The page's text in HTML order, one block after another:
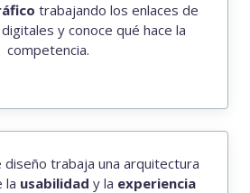
trabajando los enlaces de
y conoce qué hace la
competencia.
diseño trabaja una arquitectura
la usabilidad y la experiencia